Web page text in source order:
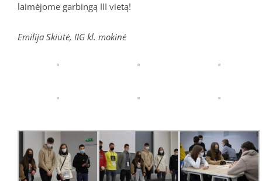
laimėjome garbingą III vietą!
Emilija Skiutė, IIG kl. mokinė